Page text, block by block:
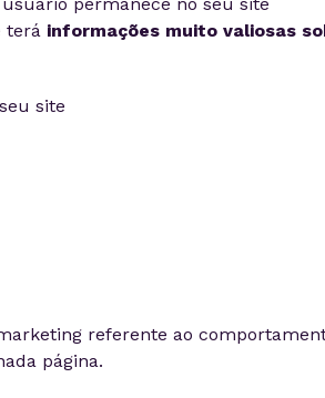
terá informações muito valiosas
site
referente ao
página.